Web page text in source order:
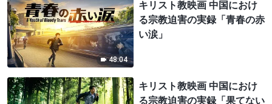
48:04
キリスト教映画 中国におけ
る宗教迫害の実録「青春の赤
い涙」
キリスト教映画 中国におけ
る宗教迫害の実録「果てない